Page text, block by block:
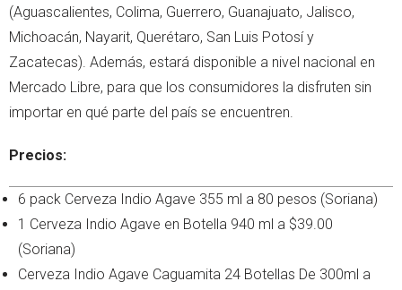
(Aguascalientes, Colima, Guerrero, Guanajuato, Jalisco,
Michoacán, Nayarit, Querétaro, San Luis Potosí y
Zacatecas). Además, estará disponible a nivel nacional en
Mercado Libre, para que los consumidores la disfruten sin
importar en qué parte del país se encuentren.
Precios:
6 pack Cerveza Indio Agave 355 ml a 80 pesos (Soriana)
1 Cerveza Indio Agave en Botella 940 ml a $39.00
(Soriana)
Cerveza Indio Agave Caguamita 24 Botellas De 300ml a